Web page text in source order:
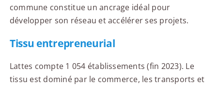
commune constitue un ancrage idéal pour
développer son réseau et accélérer ses projets.
Tissu entrepreneurial
Lattes compte 1 054 établissements (fin 2023). Le
tissu est dominé par le commerce, les transports et